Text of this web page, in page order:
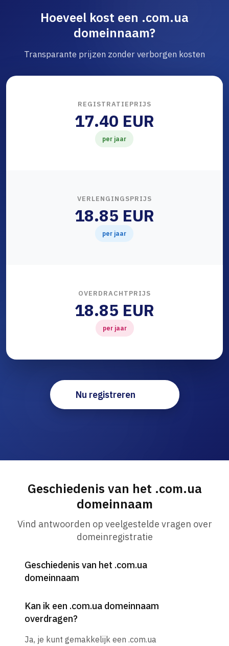
Hoeveel kost een .com.ua
domeinnaam?
Transparante prijzen zonder verborgen kosten
REGISTRATIEPRIJS
17.40 EUR
per jaar
VERLENGINGSPRIJS
18.85 EUR
per jaar
OVERDRACHTPRIJS
18.85 EUR
per jaar
Nu registreren
Geschiedenis van het .com.ua
domeinnaam
Vind antwoorden op veelgestelde vragen over
domeinregistratie
Geschiedenis van het .com.ua
domeinnaam
Kan ik een .com.ua domeinnaam
overdragen?
Ja, je kunt gemakkelijk een .com.ua